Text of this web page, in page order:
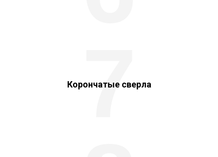
Корончатые сверла
7